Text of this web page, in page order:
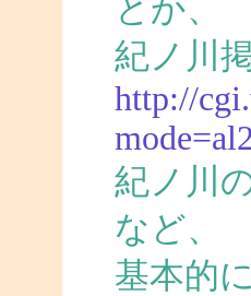
とか、
紀ノ川
http://
紀ノ川
など、
基本的